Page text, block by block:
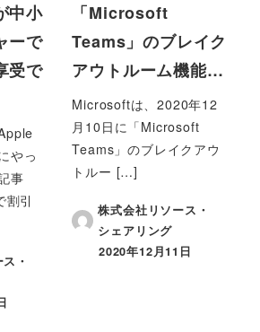
中小
ーで
受で
やっ
事
割引
・
「Microsoft
Teams」のブレイク
アウトルーム機能…
Microsoftは、2020年12
月10日に「Microsoft
Teams」のブレイクアウ
トルー […]
株式会社リソース・
シェアリング
投稿日
2020年12月11日